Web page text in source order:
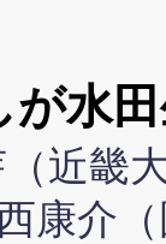
が水
近畿
康介